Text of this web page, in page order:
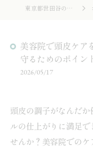
東京都世田谷の美容院ならLibcolor
美容院で頭皮ケア
守るためのポイン
2026/05/17
頭皮の調子がなんだ
ルの仕上がりに満足
せんか？美容院での